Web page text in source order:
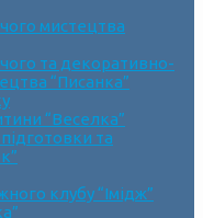
мистецтва
та декоративно-
“Писанка”
“Веселка”
та
клубу “Імідж”